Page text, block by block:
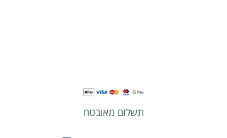
תשלום מאובטח